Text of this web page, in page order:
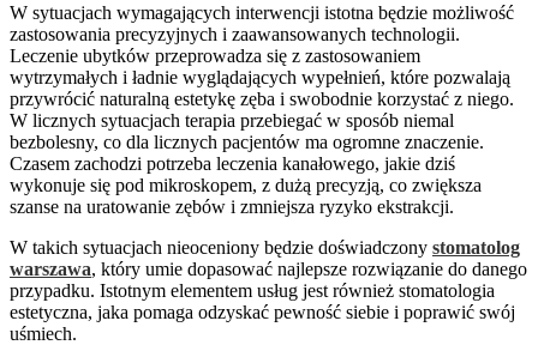
W sytuacjach wymagających interwencji istotna będzie możliwość
zastosowania precyzyjnych i zaawansowanych technologii.
Leczenie ubytków przeprowadza się z zastosowaniem
wytrzymałych i ładnie wyglądających wypełnień, które pozwalają
przywrócić naturalną estetykę zęba i swobodnie korzystać z niego.
W licznych sytuacjach terapia przebiegać w sposób niemal
bezbolesny, co dla licznych pacjentów ma ogromne znaczenie.
Czasem zachodzi potrzeba leczenia kanałowego, jakie dziś
wykonuje się pod mikroskopem, z dużą precyzją, co zwiększa
szanse na uratowanie zębów i zmniejsza ryzyko ekstrakcji.
W takich sytuacjach nieoceniony będzie doświadczony stomatolog
warszawa, który umie dopasować najlepsze rozwiązanie do danego
przypadku. Istotnym elementem usług jest również stomatologia
estetyczna, jaka pomaga odzyskać pewność siebie i poprawić swój
uśmiech.